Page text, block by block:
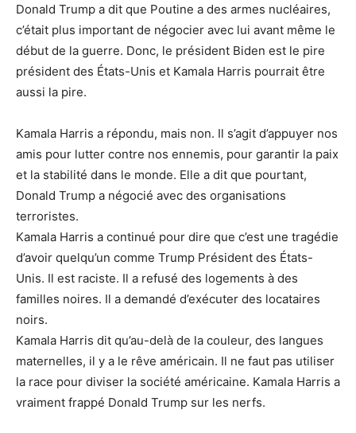
Donald Trump a dit que Poutine a des armes nucléaires,
c’était plus important de négocier avec lui avant même le
début de la guerre. Donc, le président Biden est le pire
président des États-Unis et Kamala Harris pourrait être
aussi la pire.
Kamala Harris a répondu, mais non. Il s’agit d’appuyer nos
amis pour lutter contre nos ennemis, pour garantir la paix
et la stabilité dans le monde. Elle a dit que pourtant,
Donald Trump a négocié avec des organisations
terroristes.
Kamala Harris a continué pour dire que c’est une tragédie
d’avoir quelqu’un comme Trump Président des États-
Unis. Il est raciste. Il a refusé des logements à des
familles noires. Il a demandé d’exécuter des locataires
noirs.
Kamala Harris dit qu’au-delà de la couleur, des langues
maternelles, il y a le rêve américain. Il ne faut pas utiliser
la race pour diviser la société américaine. Kamala Harris a
vraiment frappé Donald Trump sur les nerfs.